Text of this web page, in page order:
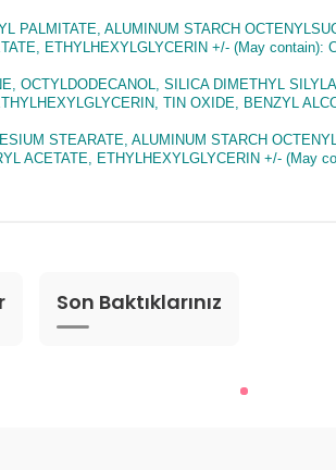
PALMITATE, ALUMINUM STARCH
ETHYLHEXYLGLYCERIN +/- (May
OCTYLDODECANOL, SILICA DIMETHYL
TIN OXIDE, BENZYL
STEARATE, ALUMINUM STARCH
ACETATE, ETHYLHEXYLGLYCERIN +/- (May
Son Baktıklarınız